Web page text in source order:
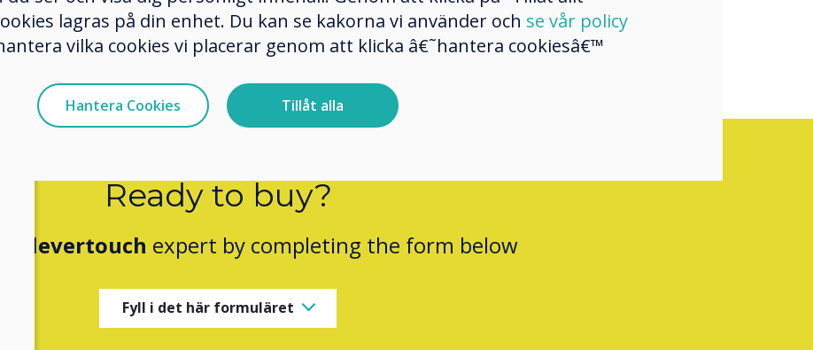
go to Settings > Display > Wallpaper
for your desired wallpaper
Ready to buy?
Clevertouch expert by completing the form below
Fyll i det här formuläret
lagras på din enhet. Du kan se kakorna vi använder och se vår policy
vilka cookies vi placerar genom att klicka â€˜hantera cookiesâ€™
Hantera Cookies Tillåt alla